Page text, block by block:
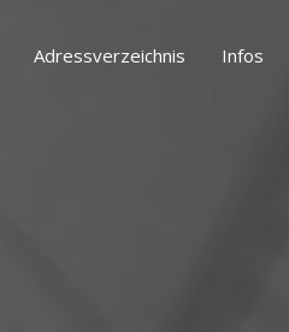
Adressverzeichnis Infos